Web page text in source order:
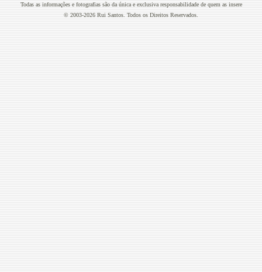
Todas as informações e fotografias são da única e exclusiva responsabilidade de quem as insere
© 2003-2026 Rui Santos. Todos os Direitos Reservados.